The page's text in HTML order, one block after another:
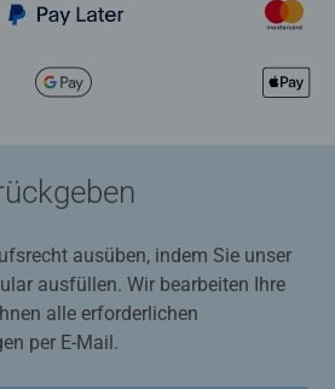
ausüben, indem Sie unser
ausfüllen. Wir bearbeiten Ihre
alle erforderlichen
per E-Mail.